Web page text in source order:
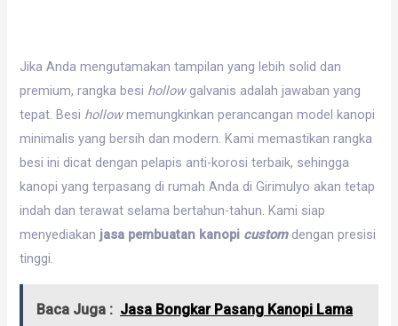
Jika Anda mengutamakan tampilan yang lebih solid dan
premium, rangka besi hollowgalvanis adalah jawaban yang
tepat. Besi hollowmemungkinkan perancangan model kanopi
minimalis yang bersih dan modern. Kami memastikan rangka
besi ini dicat dengan pelapis anti-korosi terbaik, sehingga
kanopi yang terpasang di rumah Anda di Girimulyo akan tetap
indah dan terawat selama bertahun-tahun. Kami siap
menyediakan jasa pembuatan kanopi customdengan presisi
tinggi.
Baca Juga : Jasa Bongkar Pasang Kanopi Lama